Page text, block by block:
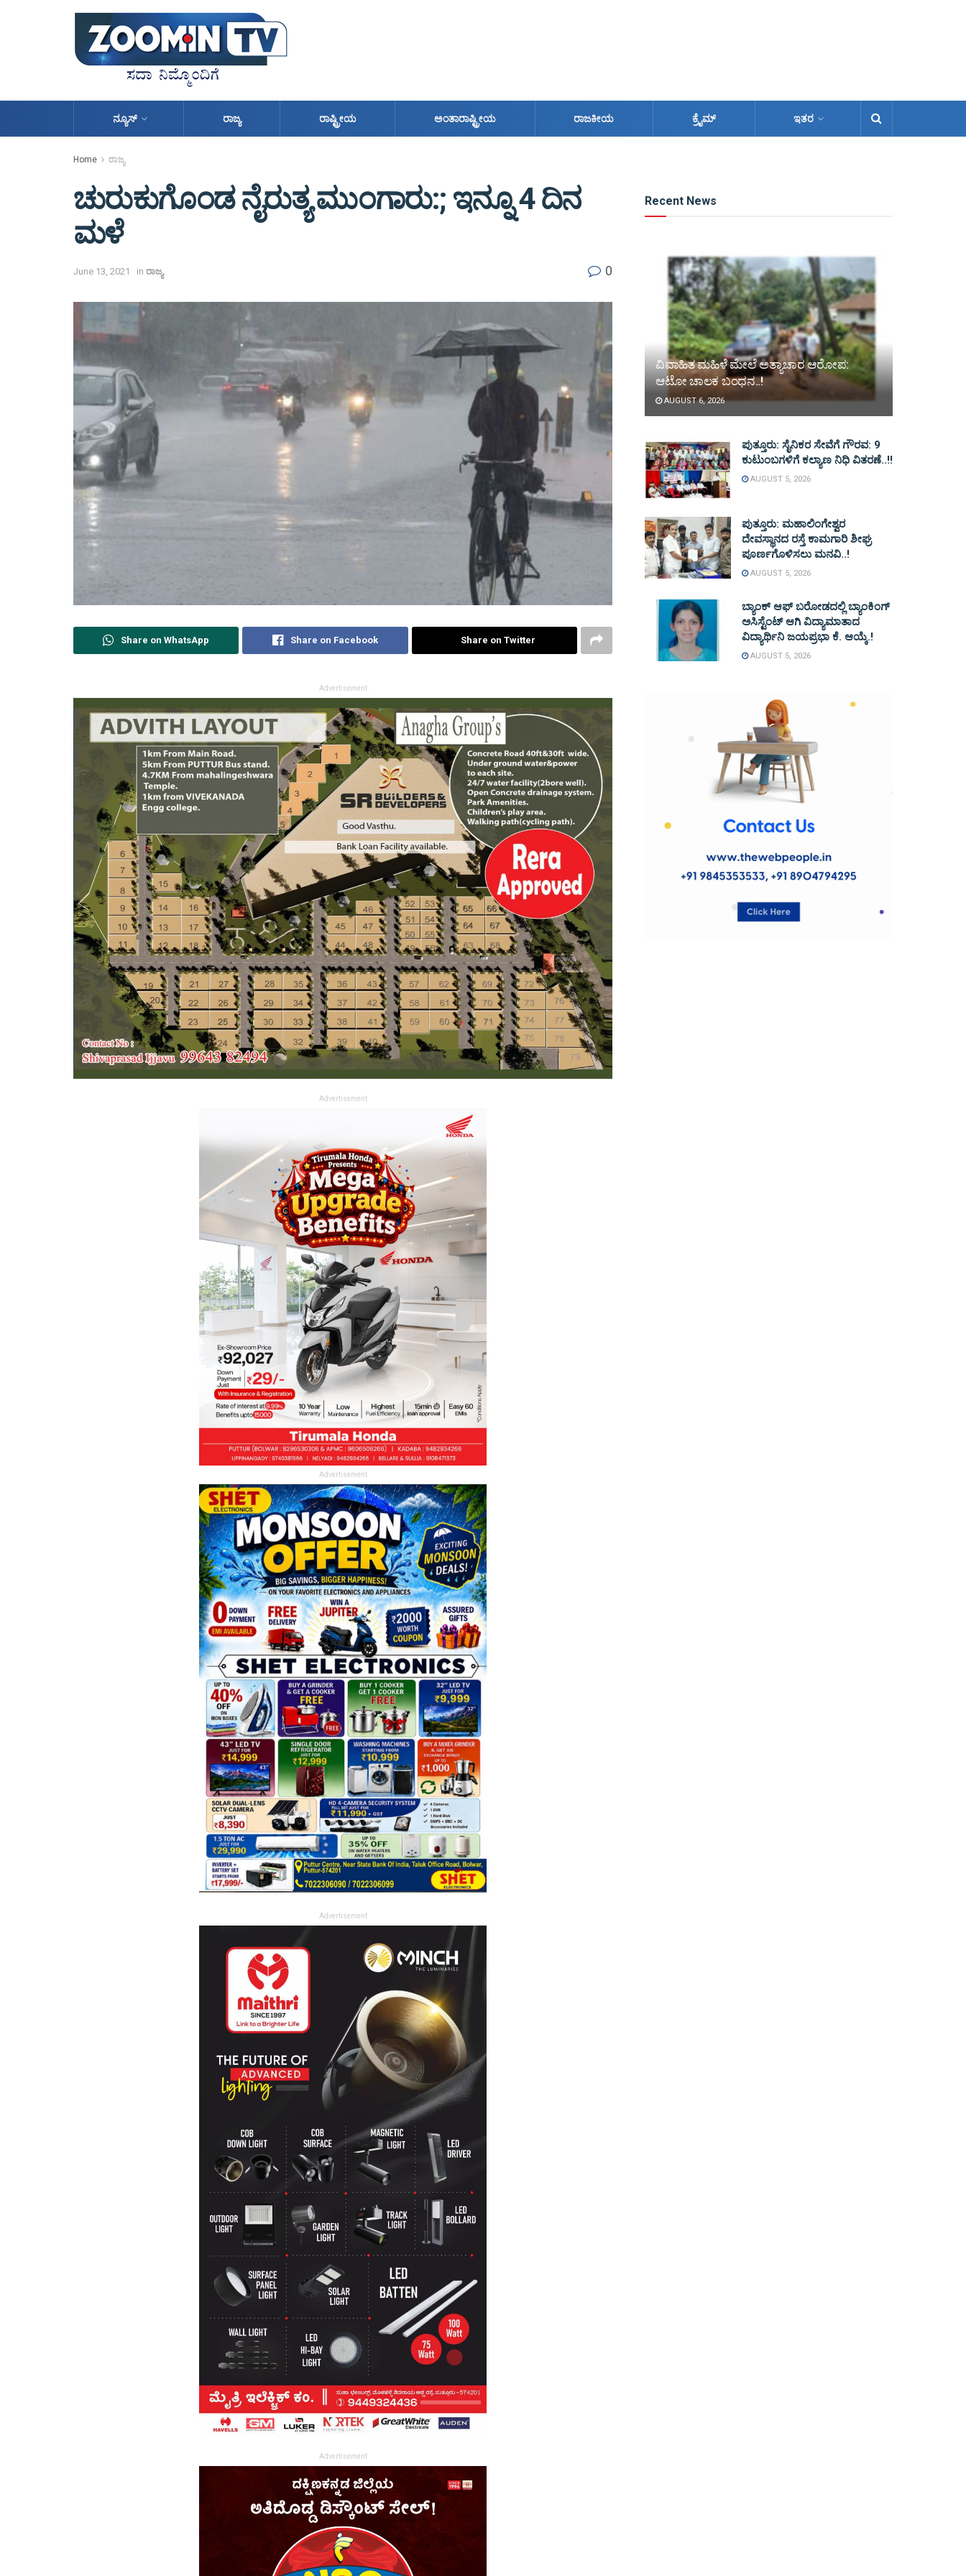
ನ್ಯೂಸ್ ರಾಜ್ಯ ರಾಷ್ಟ್ರೀಯ ಅಂತಾರಾಷ್ಟ್ರೀಯ ರಾಜಕೀಯ ಕ್ರೈಮ್ ಇತರ
Home ರಾಜ್ಯ
ಚುರುಕುಗೊಂಡ ನೈರುತ್ಯ ಮುಂಗಾರು:; ಇನ್ನೂ 4 ದಿನ
ಮಳೆ
June 13, 2021 in ರಾಜ್ಯ 0
Share on WhatsApp Share on Facebook Share on Twitter
Advertisement
Advertisement
Advertisement
Advertisement
Advertisement
Recent News
ವಿವಾಹಿತ ಮಹಿಳೆ ಮೇಲೆ ಅತ್ಯಾಚಾರ ಆರೋಪ:
ಆಟೋ ಚಾಲಕ ಬಂಧನ..!
AUGUST 6, 2026
ಪುತ್ತೂರು: ಸೈನಿಕರ ಸೇವೆಗೆ ಗೌರವ: 9
ಕುಟುಂಬಗಳಿಗೆ ಕಲ್ಯಾಣ ನಿಧಿ ವಿತರಣೆ..!!
AUGUST 5, 2026
ಪುತ್ತೂರು: ಮಹಾಲಿಂಗೇಶ್ವರ
ದೇವಸ್ಥಾನದ ರಸ್ತೆ ಕಾಮಗಾರಿ ಶೀಘ್ರ
ಪೂರ್ಣಗೊಳಿಸಲು ಮನವಿ..!
AUGUST 5, 2026
ಬ್ಯಾಂಕ್ ಆಫ್ ಬರೋಡದಲ್ಲಿ ಬ್ಯಾಂಕಿಂಗ್
ಅಸಿಸ್ಟೆಂಟ್ ಆಗಿ ವಿದ್ಯಾಮಾತಾದ
ವಿದ್ಯಾರ್ಥಿನಿ ಜಯಪ್ರಭಾ ಕೆ. ಆಯ್ಕೆ.!
AUGUST 5, 2026